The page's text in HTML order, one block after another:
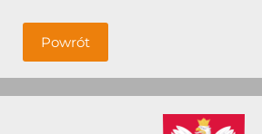
Powrót